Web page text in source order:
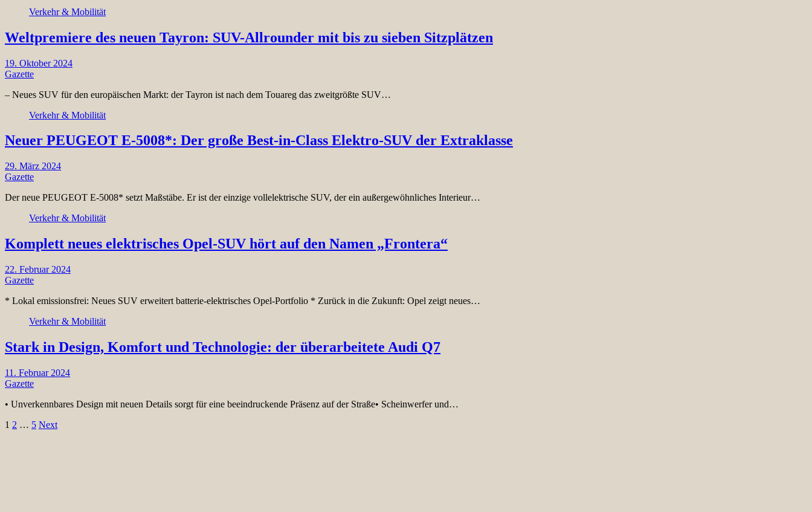
Verkehr & Mobilität
Weltpremiere des neuen Tayron: SUV-Allrounder mit bis zu sieben Sitzplätzen
19. Oktober 2024
Gazette
– Neues SUV für den europäischen Markt: der Tayron ist nach dem Touareg das zweitgrößte SUV…
Verkehr & Mobilität
Neuer PEUGEOT E-5008*: Der große Best-in-Class Elektro-SUV der Extraklasse
29. März 2024
Gazette
Der neue PEUGEOT E-5008* setzt Maßstäbe. Er ist der einzige vollelektrische SUV, der ein außergewöhnliches Interieur…
Verkehr & Mobilität
Komplett neues elektrisches Opel-SUV hört auf den Namen „Frontera“
22. Februar 2024
Gazette
* Lokal emissionsfrei: Neues SUV erweitert batterie-elektrisches Opel-Portfolio * Zurück in die Zukunft: Opel zeigt neues…
Verkehr & Mobilität
Stark in Design, Komfort und Technologie: der überarbeitete Audi Q7
11. Februar 2024
Gazette
• Unverkennbares Design mit neuen Details sorgt für eine beeindruckende Präsenz auf der Straße• Scheinwerfer und…
Seitennummerierung
1 2 … 5 Next